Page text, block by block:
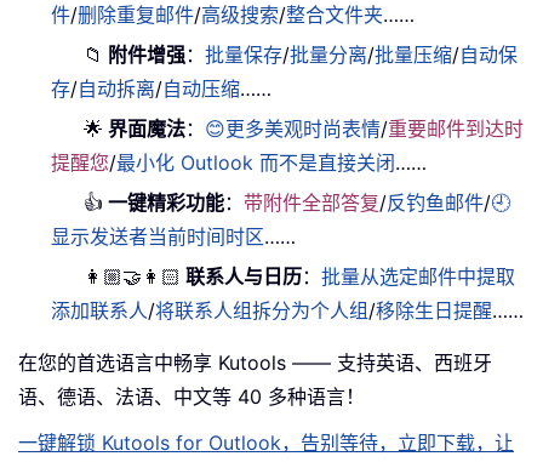
件/删除重复邮件/高级搜索/整合文件夹……
📁 附件增强：批量保存/批量分离/批量压缩/自动保
存/自动拆离/自动压缩……
🌟 界面魔法： 😊更多美观时尚表情/重要邮件到达时
提醒您/最小化 Outlook 而不是直接关闭……
👍 一键精彩功能：带附件全部答复/反钓鱼邮件/🕘
显示发送者当前时间时区……
👩🏼‍🤝‍👩🏻 联系人与日历：批量从选定邮件中提取
添加联系人/将联系人组拆分为个人组/移除生日提醒……
在您的首选语言中畅享 Kutools —— 支持英语、西班牙
语、德语、法语、中文等 40 多种语言！
一键解锁 Kutools for Outlook，告别等待，立即下载，让